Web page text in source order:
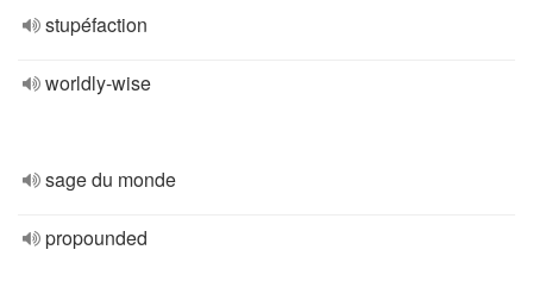
stupéfaction
worldly-wise
sage du monde
propounded